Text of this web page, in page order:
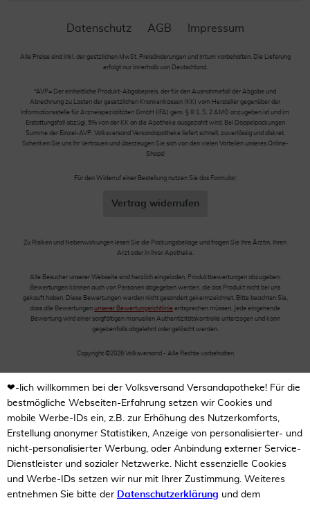
Datenschutz AGB Impressum
Alle Preise sind inkl. der gestzlichen MwSt. Preisänderungen und Irrtum vorbehalten. Die Lieferung
erfolgt nur innerhalb von Deutschland.
*AVP= Der einheitliche Produkt-Abgabepreis, der für den Ausnahmefall der Abgabe und
Abrechnung zu Lasten der gesetzlichen Krankenkassen (KK) vom Hersteller gegenüber der
Informationsstelle für Arzneispezialitäten GmbH (IFA) gem. § III 1, S. 2 AMG anzugeben ist und im
Erstattungsfall abzügl. 5% von der KK an die Apotheke ausgezahlt wird. Bei Doppelpackungen
Summe der Einzel-AVP. Volksversand Versandapotheke liefert schnell, zuverlässig und diskret.
Schenken Sie uns Ihr Vertrauen und überzeugen Sie sich von den vielen Vorteilen unseres Online-
Shops!
Für den Widerruf einer Bestellung nutzen Sie das Formular:
Vertrag widerrufen
Zu Risiken und Nebenwirkungen lesen Sie die Packungsbeilage und fragen Sie Ihre Ärztin, Ihren
Arzt oder in Ihrer Apotheke.
Alle Besucher unserer Webseite sind herzlich eingeladen, Produktbewertungen abzugeben.
Bewertungen können auch von Personen abgegeben werden, die das Produkt nicht bei uns
gekauft haben. Diese Bewertungen werden nicht gesondert gekennzeichnet. Bitte beachten Sie,
dass alle Bewertungen unserer Bewertungsrichtlinie entsprechen müssen. Jede eingehende
Bewertung wird einer sorgfältigen manuellen Authentizitätskontrolle unterzogen und kann
gegebenfalls abgelehnt oder gelöscht werden.
Copyright ©2026 Volksversand - Alle Rechte vorbehalten
❤-lich willkommen bei der Volksversand Versandapotheke! Für die
bestmögliche Webseiten-Erfahrung setzen wir Cookies und
mobile Werbe-IDs ein, z.B. zur Erhöhung des Nutzerkomforts,
Erstellung anonymer Statistiken, Anzeige von personalisierter- und
nicht-personalisierter Werbung, oder Anbindung externer Service-
Dienstleister und sozialer Netzwerke. Nicht essenzielle Cookies
und Werbe-IDs setzen wir nur mit Ihrer Zustimmung. Weiteres
entnehmen Sie bitte der Datenschutzerklärung und dem